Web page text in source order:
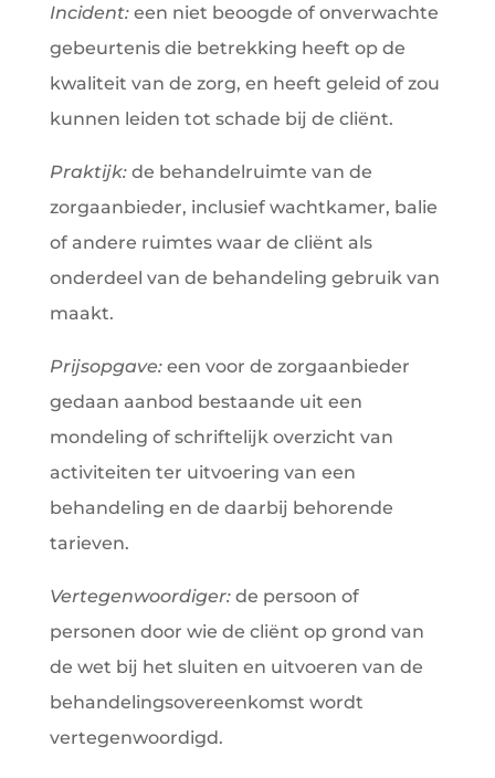
Incident:een niet beoogde of onverwachte
gebeurtenis die betrekking heeft op de
kwaliteit van de zorg, en heeft geleid of zou
kunnen leiden tot schade bij de cliënt.
Praktijk:de behandelruimte van de
zorgaanbieder, inclusief wachtkamer, balie
of andere ruimtes waar de cliënt als
onderdeel van de behandeling gebruik van
maakt.
Prijsopgave:een voor de zorgaanbieder
gedaan aanbod bestaande uit een
mondeling of schriftelijk overzicht van
activiteiten ter uitvoering van een
behandeling en de daarbij behorende
tarieven.
Vertegenwoordiger:de persoon of
personen door wie de cliënt op grond van
de wet bij het sluiten en uitvoeren van de
behandelingsovereenkomst wordt
vertegenwoordigd.